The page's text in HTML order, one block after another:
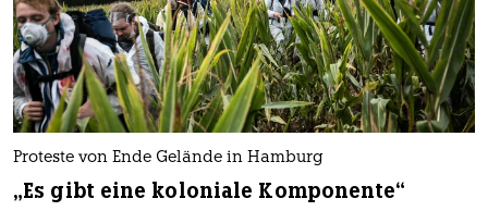
Proteste von Ende Gelände in Hamburg
„Es gibt eine koloniale Komponente“